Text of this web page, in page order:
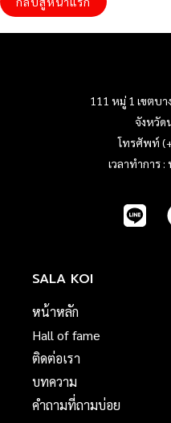
111 หมู่ 1 เขตบ
จังหวัด
โทรศัพท์
เวลาทำการ
SALA KOI
หน้าหลัก
Hall of fame
ติดต่อเรา
บทความ
คำถามที่ถามบ่อย